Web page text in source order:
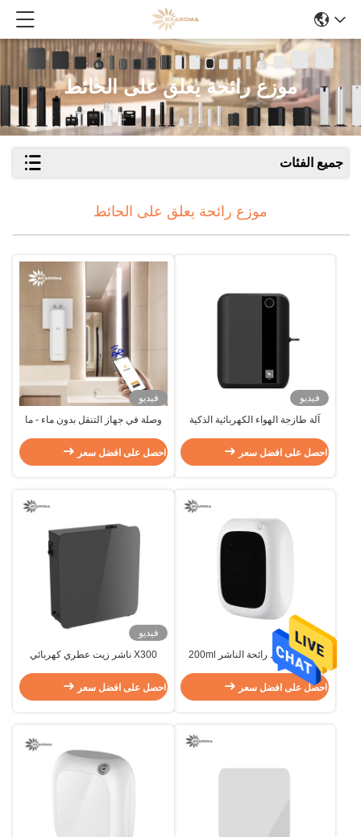
موزع رائحة يعلق على الحائط
جميع الفئات
موزع رائحة يعلق على الحائط
فيديو
آلة طازجة الهواء الكهربائية الذكية
طازجة الروائح بدون ماء
احصل على افضل سعر
فيديو
وصلة في جهاز التنقل بدون ماء - ما
احصل على افضل سعر
OEM الحائط رائحة الناشر 200ml
رائحة الناشر رائحة السيارة الكهربائية
احصل على افضل سعر
فيديو
X300 ناشر زيت عطري كهربائي
احصل على افضل سعر